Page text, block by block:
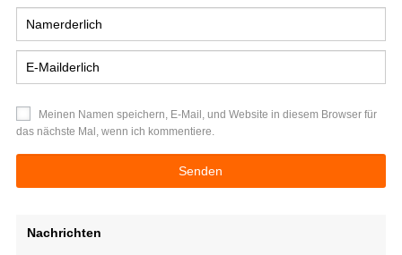
Meinen Namen speichern, E-Mail, und Website in diesem Browser für
das nächste Mal, wenn ich kommentiere.
Nachrichten